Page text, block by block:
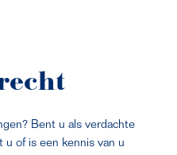
Bent u als verdachte
u of is een kennis van u